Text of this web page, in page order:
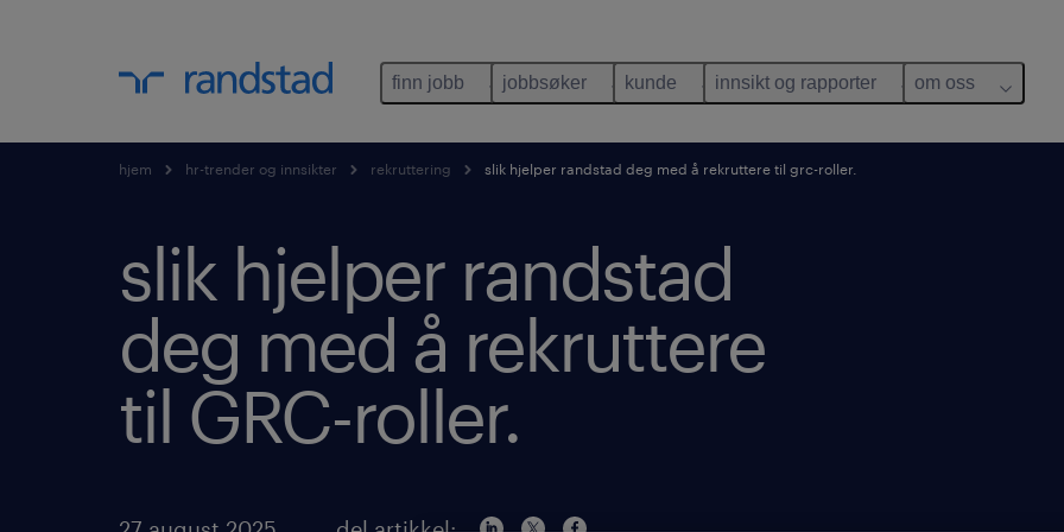
finn jobb jobbsøker kunde innsikt og rapporter om oss
hjem hr-trender og innsikter rekruttering slik hjelper randstad deg med å rekruttere til grc-roller.
slik hjelper randstad
deg med å rekruttere
til GRC-roller.